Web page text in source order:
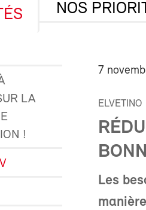
NOS
LA
!
7
ELVETINO
Les